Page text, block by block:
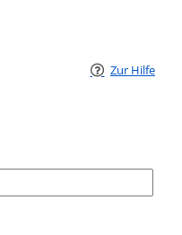
Zur Hilfe